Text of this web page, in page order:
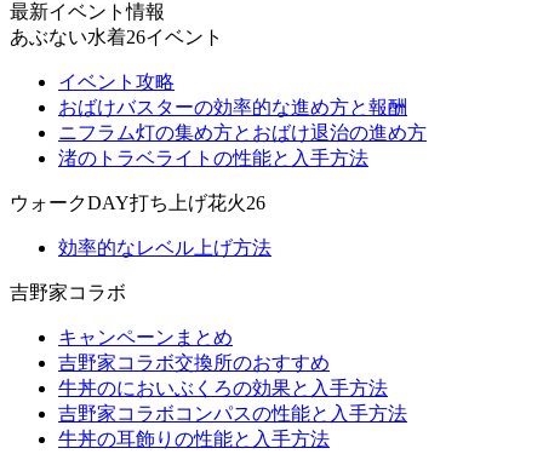
最新イベント情報
あぶない水着26イベント
イベント攻略
おばけバスターの効率的な進め方と報酬
ニフラム灯の集め方とおばけ退治の進め方
渚のトラベライトの性能と入手方法
ウォークDAY打ち上げ花火26
効率的なレベル上げ方法
吉野家コラボ
キャンペーンまとめ
吉野家コラボ交換所のおすすめ
牛丼のにおいぶくろの効果と入手方法
吉野家コラボコンパスの性能と入手方法
牛丼の耳飾りの性能と入手方法